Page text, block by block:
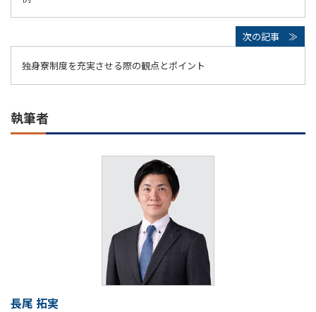
独身寮制度を充実させる際の観点とポイント
執筆者
長尾 拓実